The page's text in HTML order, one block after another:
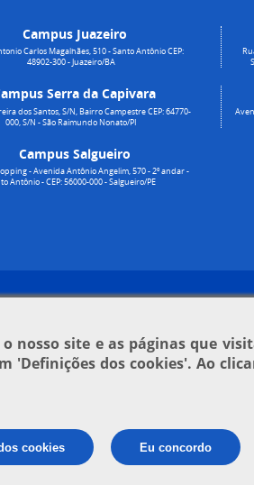
Campus Juazeiro
Carlos Magalhães, 510 - Santo Antônio CEP:
48902-300 - Juazeiro/BA
Serra da Capivara
dos Santos, S/N, Bairro Campestre CEP: 64770-
000, S/N - São Raimundo Nonato/PI
Campus Salgueiro
- Avenida Antônio Angelim, 570 - 2º andar -
Antônio - CEP: 56000-000 - Salgueiro/PE
nosso site e as páginas que
'Definições dos cookies'. Ao